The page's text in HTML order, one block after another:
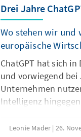
Drei Jahre
Wo stehen wir und
europäische
ChatGPT hat sich
und vorwiegend
Unternehmen
Intelligenz
Eigenschaften von
Leonie Mader 26.